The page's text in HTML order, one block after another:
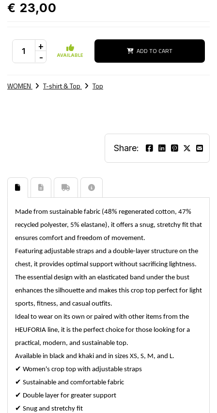
€ 23,00
+
- AVAILABLE ADD TO CART
WOMEN T-shirt & Top Top
Share:
Made from sustainable fabric (48% regenerated cotton, 47%
recycled polyester, 5% elastane), it offers a snug, stretchy fit that
ensures comfort and freedom of movement.
Featuring adjustable straps and a double-layer structure on the
chest, it provides optimal support without sacrificing lightness.
The essential design with an elasticated band under the bust
enhances the silhouette and makes this crop top perfect for light
sports, fitness, and casual outfits.
Ideal to wear on its own or paired with other items from the
HEUFORIA line, it is the perfect choice for those looking for a
practical, modern, and sustainable top.
Available in black and khaki and in sizes XS, S, M, and L.
✔ Women's crop top with adjustable straps
✔ Sustainable and comfortable fabric
✔ Double layer for greater support
✔ Snug and stretchy fit